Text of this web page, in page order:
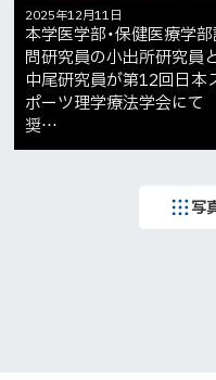
2025年12月11日
本学医学部・保健医療学
問研究員の小出所研究員
中尾研究員が第12回日本
ポーツ理学療法学会にて
奨…
写